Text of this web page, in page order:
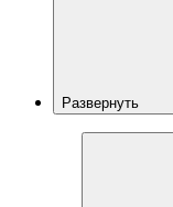
Развернуть